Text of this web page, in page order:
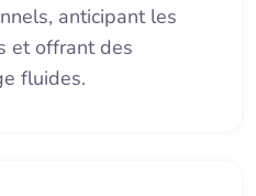
anticipant les
et offrant des
fluides.